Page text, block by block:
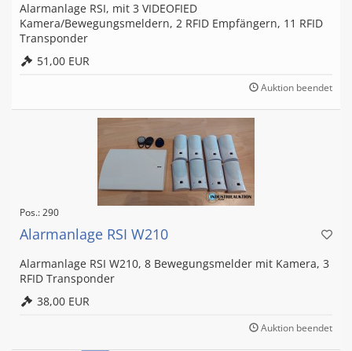
Alarmanlage RSI, mit 3 VIDEOFIED
Kamera/Bewegungsmeldern, 2 RFID Empfängern, 11 RFID
Transponder
51,00 EUR
Auktion beendet
Pos.: 290
Alarmanlage RSI W210
Alarmanlage RSI W210, 8 Bewegungsmelder mit Kamera, 3
RFID Transponder
38,00 EUR
Auktion beendet